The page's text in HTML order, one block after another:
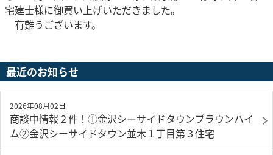
宅建士様に御買い上げいただきました。
有難うございます。
最近のお知らせ
2026年08月02日
商談中情報２件！①金沢シーサイドタウンブラウンハイ
ム②金沢シーサイドタウン並木１丁目第３住宅